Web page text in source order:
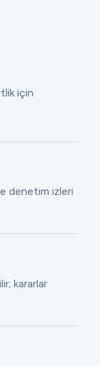
için
denetim izleri
kararlar